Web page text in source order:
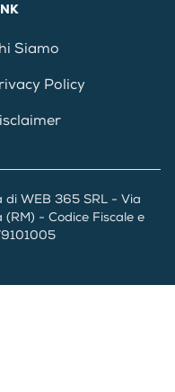
Siamo
Policy
WEB 365 SRL - Via
(RM) - Codice Fiscale e